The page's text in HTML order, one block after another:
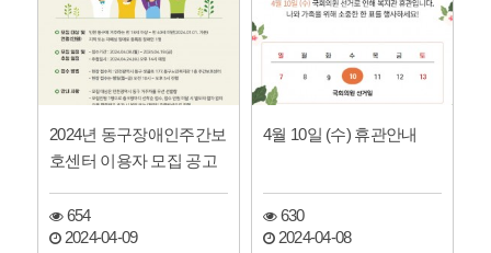
2024년 동구장애인주간보
호센터 이용자 모집 공고
654
2024-04-09
4월 10일 (수) 휴관안내
630
2024-04-08